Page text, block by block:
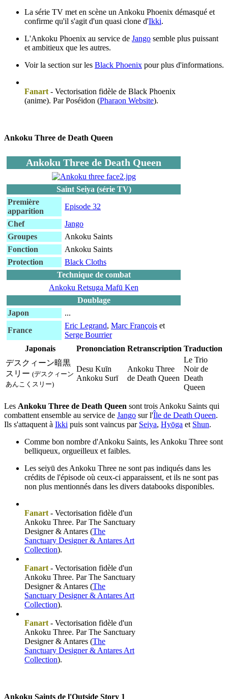
La série TV met en scène un Ankoku Phoenix démasqué et
confirme qu'il s'agit d'un quasi clone d'Ikki.
L'Ankoku Phoenix au service de Jango semble plus puissant
et ambitieux que les autres.
Voir la section sur les Black Phoenix pour plus d'informations.
Fanart - Vectorisation fidèle de Black Phoenix
(anime). Par Poséidon (Pharaon Website).
Ankoku Three de Death Queen
Ankoku Three de Death Queen
Saint Seiya (série TV)
Première
apparition
Episode 32
Chef
Jango
Groupes
Ankoku Saints
Fonction
Ankoku Saints
Protection
Black Cloths
Technique de combat
Ankoku Retsuga Mafū Ken
Doublage
Japon
...
France
Eric Legrand, Marc François et
Serge Bourrier
Japonais
Prononciation Retranscription Traduction
デスクィーン暗黒
スリー (デスクィーン
あんこくスリー)
Desu Kuīn
Ankoku Surī
Ankoku Three
de Death Queen
Le Trio
Noir de
Death
Queen
Les Ankoku Three de Death Queen sont trois Ankoku Saints qui
combattent ensemble au service de Jango sur l'Île de Death Queen.
Ils s'attaquent à Ikki puis sont vaincus par Seiya, Hyōga et Shun.
Comme bon nombre d'Ankoku Saints, les Ankoku Three sont
belliqueux, orgueilleux et faibles.
Les seiyū des Ankoku Three ne sont pas indiqués dans les
crédits de l'épisode où ceux-ci apparaissent, et ils ne sont pas
non plus mentionnés dans les divers databooks disponibles.
Fanart - Vectorisation fidèle d'un
Ankoku Three. Par The Sanctuary
Designer & Antares (The
Sanctuary Designer & Antares Art
Collection).
Fanart - Vectorisation fidèle d'un
Ankoku Three. Par The Sanctuary
Designer & Antares (The
Sanctuary Designer & Antares Art
Collection).
Fanart - Vectorisation fidèle d'un
Ankoku Three. Par The Sanctuary
Designer & Antares (The
Sanctuary Designer & Antares Art
Collection).
Ankoku Saints de l'Outside Story 1